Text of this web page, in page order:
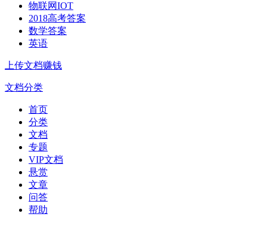
物联网IOT
2018高考答案
数学答案
英语
上传文档赚钱
文档分类
首页
分类
文档
专题
VIP文档
悬赏
文章
问答
帮助